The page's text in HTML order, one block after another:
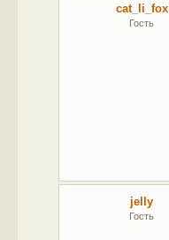
cat_li_fox
Гость
jelly
Гость